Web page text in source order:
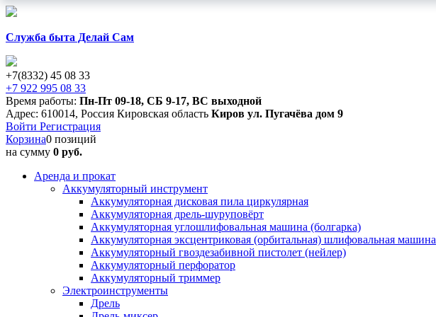
Служба быта Делай Сам
+7(8332) 45 08 33
+7 922 995 08 33
Время работы: Пн-Пт 09-18, СБ 9-17, ВС выходной
Адрес: 610014, Россия Кировская область Киров ул. Пугачёва дом 9
Войти Регистрация
Корзина0 позиций
на сумму 0 руб.
Аренда и прокат
Аккумуляторный инструмент
Аккумуляторная дисковая пила циркулярная
Аккумуляторная дрель-шуруповёрт
Аккумуляторная углошлифовальная машина (болгарка)
Аккумуляторная эксцентриковая (орбитальная) шлифовальная машина
Аккумуляторный гвоздезабивной пистолет (нейлер)
Аккумуляторный перфоратор
Аккумуляторный триммер
Электроинструменты
Дрель